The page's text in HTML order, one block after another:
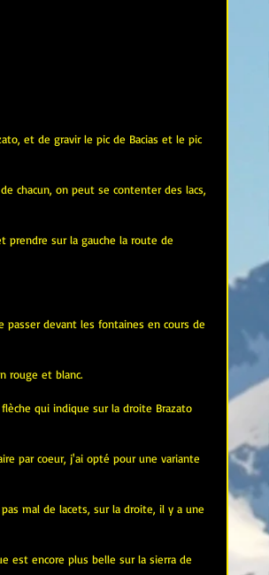
et de gravir le pic de Bacias et le pic
chacun, on peut se contenter des lacs,
prendre sur la gauche la route de
passer devant les fontaines en cours de
rouge et blanc.
qui indique sur la droite Brazato
par coeur, j'ai opté pour une variante
mal de lacets, sur la droite, il y a une
est encore plus belle sur la sierra de